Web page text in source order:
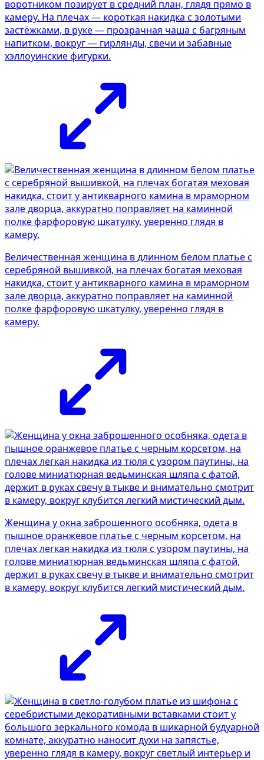
воротником позирует в средний план, глядя прямо в
камеру. На плечах — короткая накидка с золотыми
застёжками, в руке — прозрачная чаша с багряным
напитком, вокруг — гирлянды, свечи и забавные
хэллоуинские фигурки.
Величественная женщина в длинном белом платье с
серебряной вышивкой, на плечах богатая меховая
накидка, стоит у антикварного камина в мраморном
зале дворца, аккуратно поправляет на каминной
полке фарфоровую шкатулку, уверенно глядя в
камеру.
Женщина у окна заброшенного особняка, одета в
пышное оранжевое платье с черным корсетом, на
плечах легкая накидка из тюля с узором паутины, на
голове миниатюрная ведьминская шляпа с фатой,
держит в руках свечу в тыкве и внимательно смотрит
в камеру, вокруг клубится легкий мистический дым.